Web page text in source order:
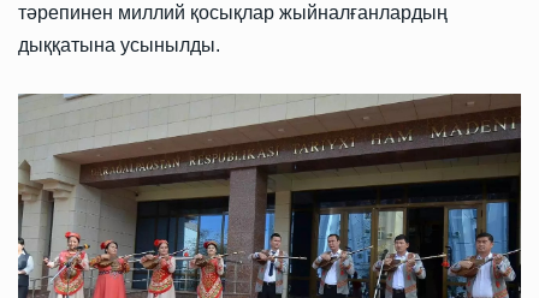
тәрепинен миллий қосықлар жыйналғанлардың
дыққатына усынылды.